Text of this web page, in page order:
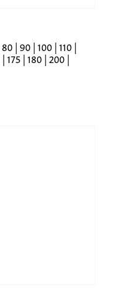
80 | 90 | 100 | 110 |
175 | 180 | 200 |